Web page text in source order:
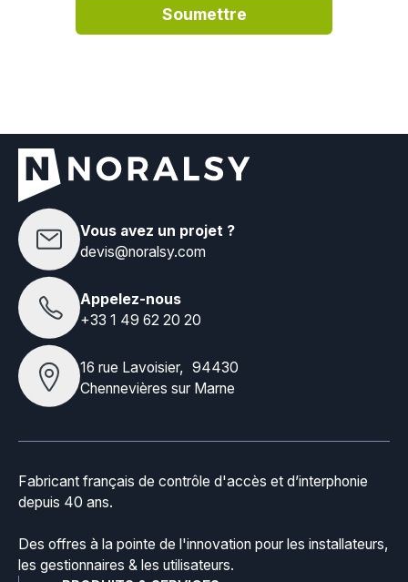
Vous avez un projet ?
devis@noralsy.com
Appelez-nous
+33 1 49 62 20 20
16 rue Lavoisier, 94430
Chennevières sur Marne
Fabricant français de contrôle d'accès et d’interphonie
depuis 40 ans.
Des offres à la pointe de l'innovation pour les installateurs,
les gestionnaires & les utilisateurs.